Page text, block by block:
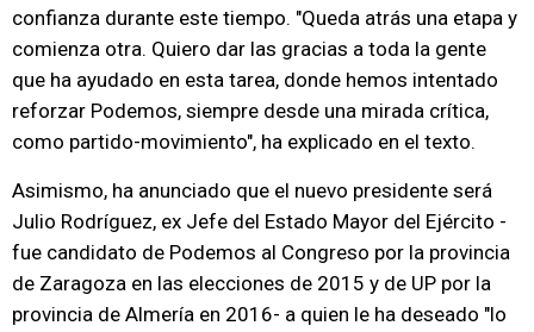
confianza durante este tiempo. "Queda atrás una etapa y
comienza otra. Quiero dar las gracias a toda la gente
que ha ayudado en esta tarea, donde hemos intentado
reforzar Podemos, siempre desde una mirada crítica,
como partido-movimiento", ha explicado en el texto.
Asimismo, ha anunciado que el nuevo presidente será
Julio Rodríguez, ex Jefe del Estado Mayor del Ejército -
fue candidato de Podemos al Congreso por la provincia
de Zaragoza en las elecciones de 2015 y de UP por la
provincia de Almería en 2016- a quien le ha deseado "lo